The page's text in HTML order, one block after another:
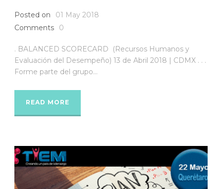
Posted on
01 May 2018
Comments
0
. BALANCED SCORECARD (Recursos Humanos y
Evaluación del Desempeño) 13 de Abril 2018 | CDMX . . .
Forme parte del grupo...
READ MORE